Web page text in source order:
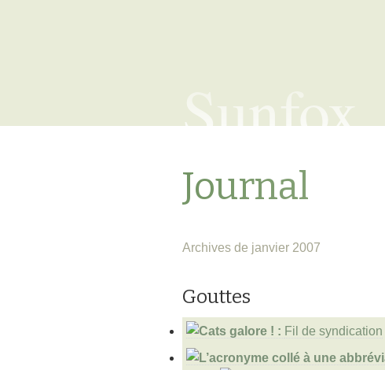
Sunfox
Journal
Archives de janvier 2007
Gouttes
Fil de syndication